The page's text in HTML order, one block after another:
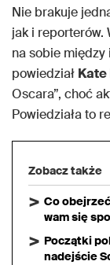
Nie brakuje
jak i reporterów.
na sobie
powiedział Kate
Oscara”, choć
Powiedziała to
Zobacz także
Co
wam się
Początki
nadejście